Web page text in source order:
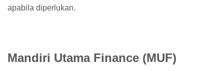
apabila diperlukan.
Mandiri Utama Finance (MUF)